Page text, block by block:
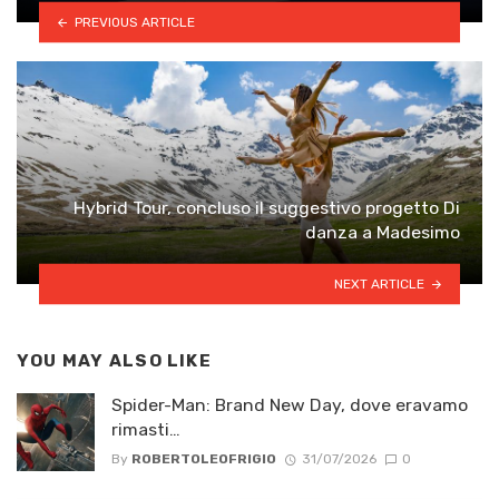
PREVIOUS ARTICLE
Hybrid Tour, concluso il suggestivo progetto Di
danza a Madesimo
NEXT ARTICLE
YOU MAY ALSO LIKE
Spider-Man: Brand New Day, dove eravamo
rimasti…
By ROBERTOLEOFRIGIO 31/07/2026 0